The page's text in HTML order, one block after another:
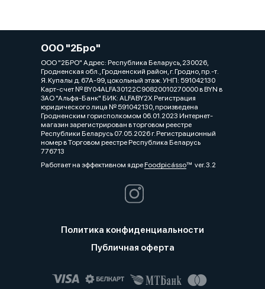
ООО "2Бро"
ООО "2БРО" Адрес: Республика Беларусь, 230026,
Гродненская обл., Гродненский район, г. Гродно, пр.-т.
Я. Купалы д. 67А-99, цокольный этаж. УНП: 591042130
Карт-счет № BY04ALFA30122C90820010270000 в BYN в
ЗАО "Альфа-Банк" БИК: ALFABY2X Регистрация
юридического лица № 591042130, произведена
Гродненским горисполкомом 06.01.2023 Интернет-
магазин зарегистрирован в торговом реестре
Республики Беларусь 07.05.2026 г. Регистрационный
номер в Торговом реестре Республика Беларусь
776713
Работает на эффективном ядреFoodpicássover. 3.2
Политика конфиденциальности
Публичная оферта